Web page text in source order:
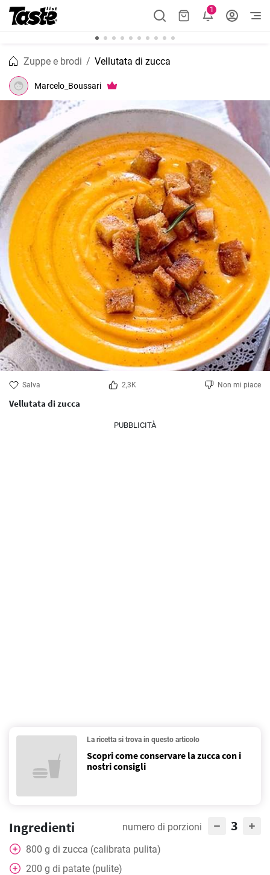
1
Zuppe e brodi Vellutata di zucca
Marcelo_Boussari
Salva 2,3K Non mi piace
Vellutata di zucca
PUBBLICITÀ
La ricetta si trova in questo articolo
Scopri come conservare la zucca con i
nostri consigli
Ingredienti numero di porzioni 3
800 g di zucca (calibrata pulita)
200 g di patate (pulite)